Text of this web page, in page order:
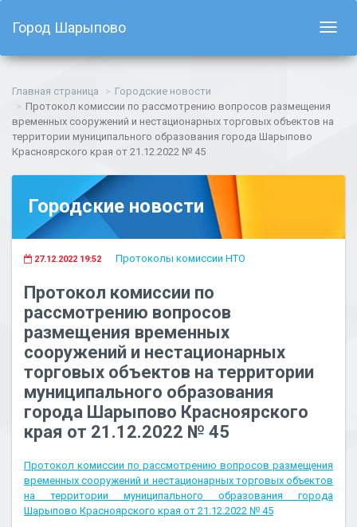
Город Шарыпово
Главная страница
Городские новости
Протокол комиссии по рассмотрению вопросов размещения
временных сооружений и нестационарных торговых объектов на
территории муниципального образования города Шарыпово
Красноярского края от 21.12.2022 № 45
Городские новости
27.12.2022 19:52 Протоколы комиссии НТО
Протокол комиссии по
рассмотрению вопросов
размещения временных
сооружений и нестационарных
торговых объектов на территории
муниципального образования
города Шарыпово Красноярского
края от 21.12.2022 № 45
Протокол комиссии по рассмотрению вопросов размещения
временных сооружений и нестационарных торговых объектов
на территории муниципального образования города
Шарыпово Красноярского края от 21.12.2022 № 45